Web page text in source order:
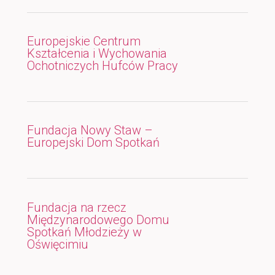
Europejskie Centrum
Kształcenia i Wychowania
Ochotniczych Hufców Pracy
Fundacja Nowy Staw –
Europejski Dom Spotkań
Fundacja na rzecz
Międzynarodowego Domu
Spotkań Młodzieży w
Oświęcimiu